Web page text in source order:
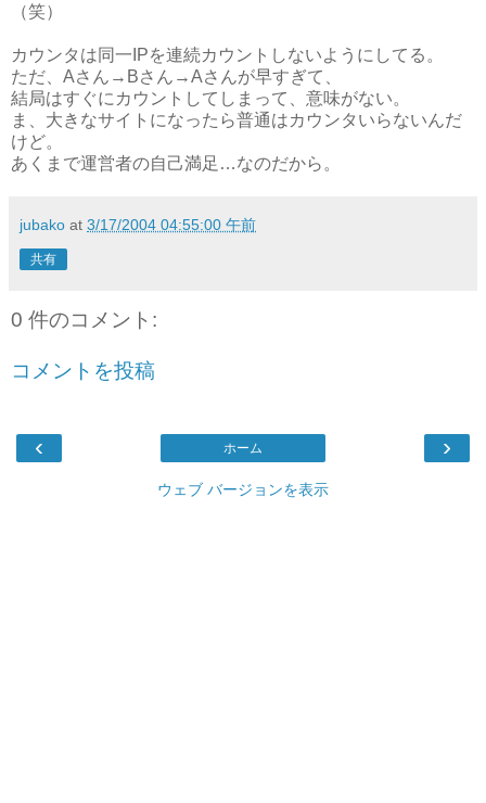
（笑）
カウンタは同一IPを連続カウントしないようにしてる。
ただ、Aさん→Bさん→Aさんが早すぎて、
結局はすぐにカウントしてしまって、意味がない。
ま、大きなサイトになったら普通はカウンタいらないんだ
けど。
あくまで運営者の自己満足…なのだから。
jubako at 3/17/2004 04:55:00 午前
共有
0 件のコメント:
コメントを投稿
‹ ›
ホーム
ウェブ バージョンを表示